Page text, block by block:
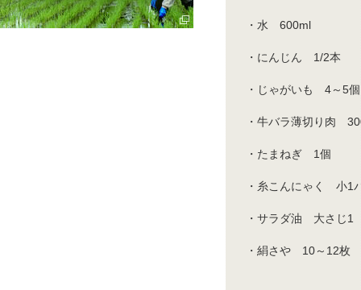
・水 600ml
・にんじん 1/2本
・じゃがいも 4～5個
・牛バラ薄切り肉
・たまねぎ 1個
・糸こんにゃく 小1
・サラダ油 大さじ1
・絹さや 10～12枚